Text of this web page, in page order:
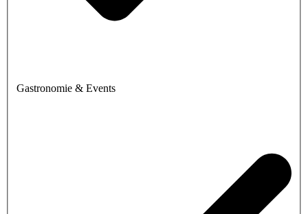
Gastronomie & Events